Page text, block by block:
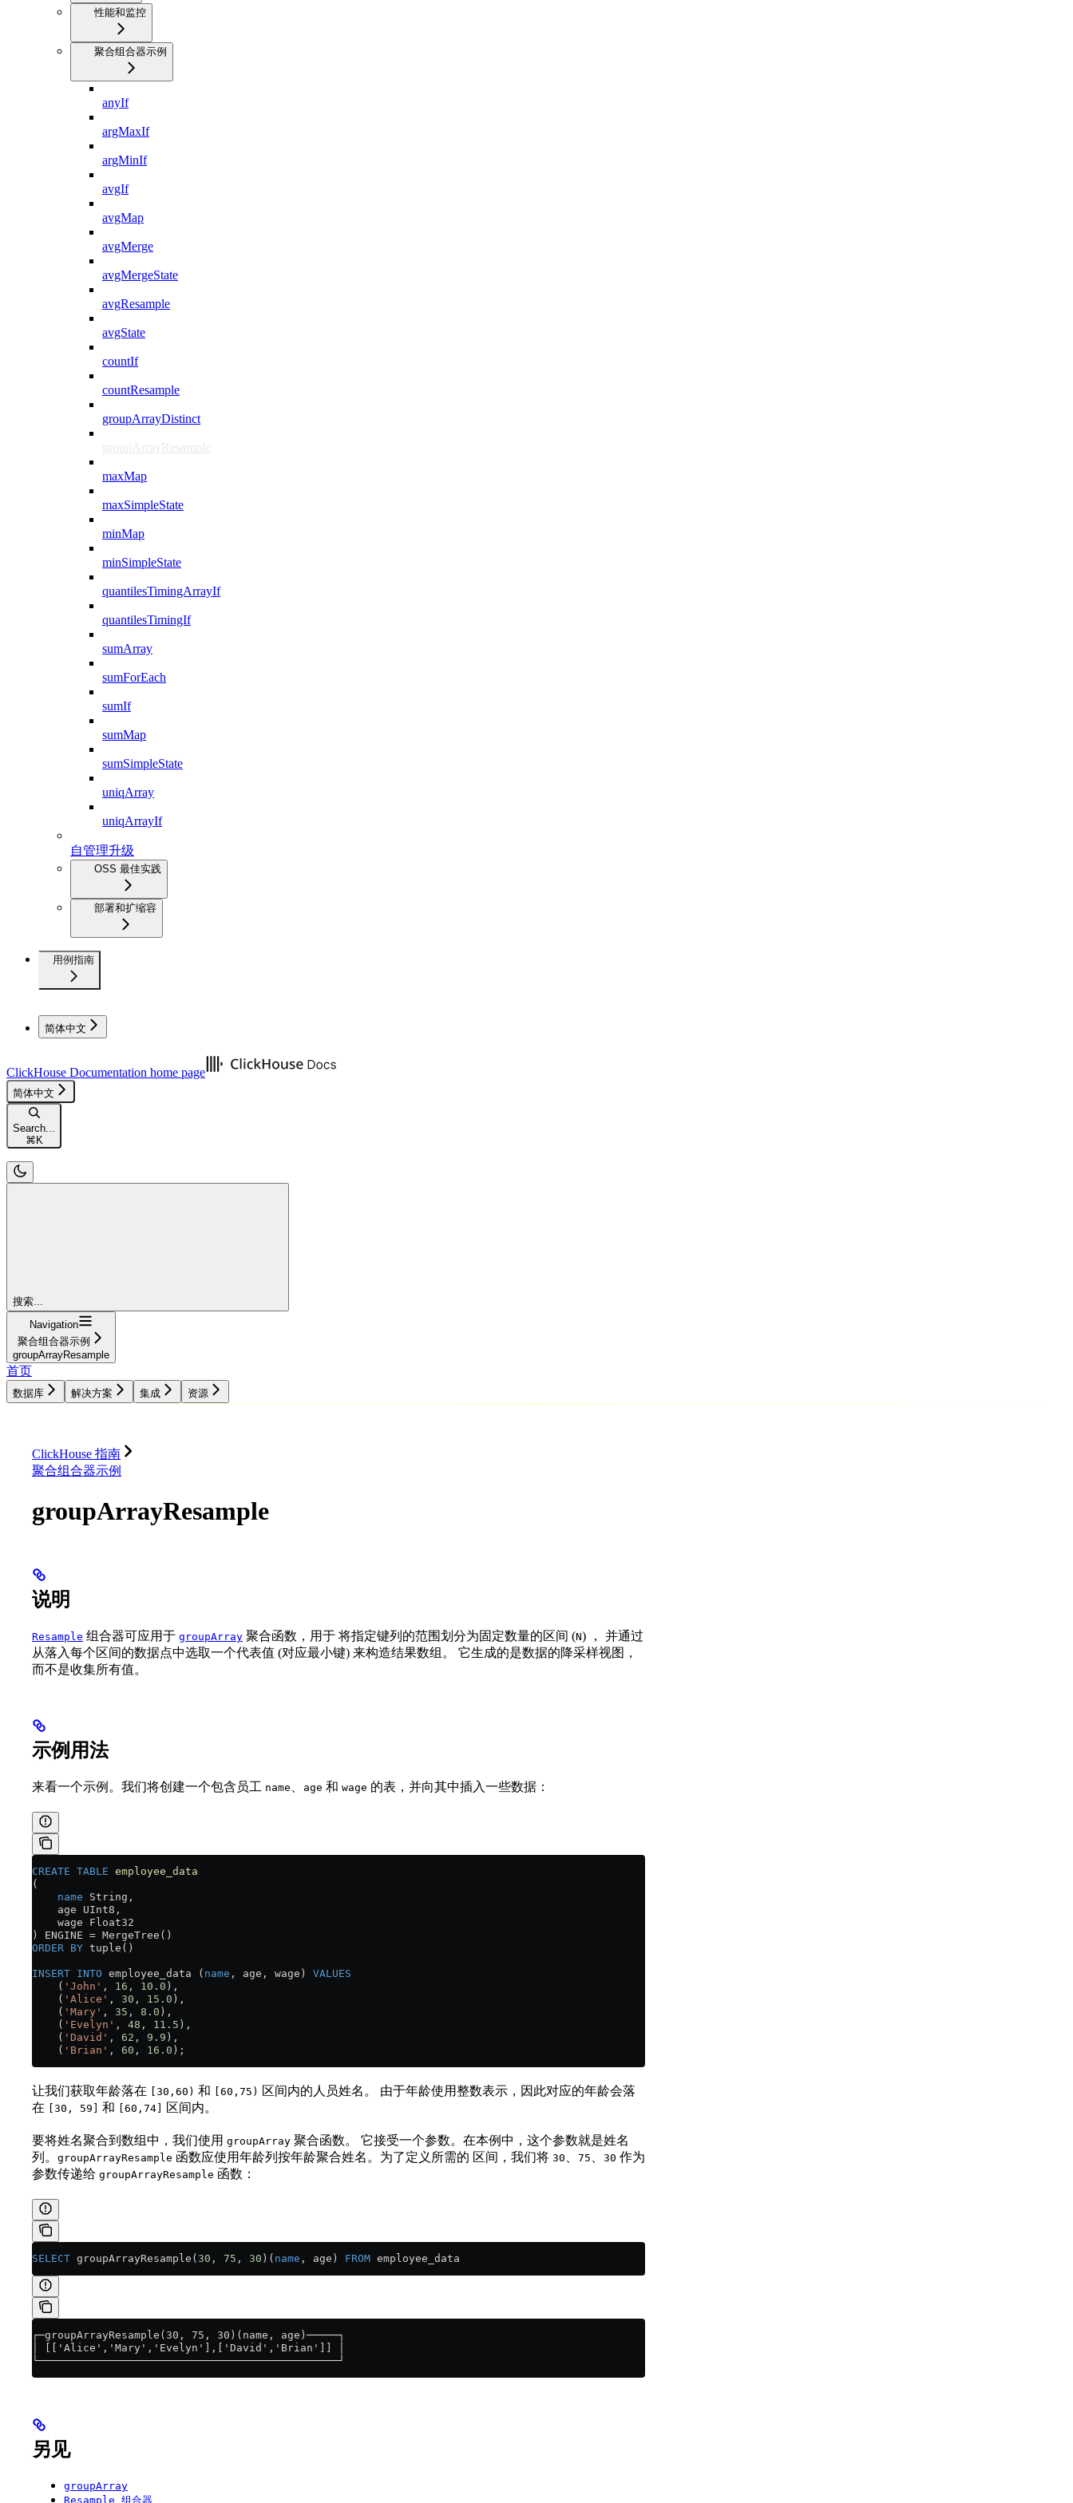
性能和监控
聚合组合器示例
anyIf
argMaxIf
argMinIf
avgIf
avgMap
avgMerge
avgMergeState
avgResample
avgState
countIf
countResample
groupArrayDistinct
groupArrayResample
maxMap
maxSimpleState
minMap
minSimpleState
quantilesTimingArrayIf
quantilesTimingIf
sumArray
sumForEach
sumIf
sumMap
sumSimpleState
uniqArray
uniqArrayIf
自管理升级
OSS 最佳实践
部署和扩缩容
用例指南
简体中文
ClickHouse Documentation home page
简体中文
Search...
⌘ K
搜索...
Navigation
聚合组合器示例
groupArrayResample
首页
数据库 解决方案 集成 资源
ClickHouse 指南
聚合组合器示例
groupArrayResample
说明
Resample 组合器可应用于 groupArray 聚合函数，用于 将指定键列的范围划分为固定数量的区间 (N) ， 并通过
从落入每个区间的数据点中选取一个代表值 (对应最小键) 来构造结果数组。 它生成的是数据的降采样视图，
而不是收集所有值。
示例用法
来看一个示例。我们将创建一个包含员工 name age 和 wage 的表，并向其中插入一些数据：
CREATE TABLE employee_data
(
    name
String,
    age UInt8,
    wage Float32
) ENGINE = MergeTree()
ORDER BY tuple()
INSERT INTO employee_data ( name , age, wage) VALUES
    (
'John' , 16 , 10 . 0 ),
    (
'Alice' , 30 , 15 . 0 ),
    (
'Mary' , 35 , 8 . 0 ),
    (
'Evelyn' , 48 , 11 . 5 ),
    (
'David' , 62 , 9 . 9 ),
    (
'Brian' , 60 , 16 . 0 );
让我们获取年龄落在 [30,60) 和 [60,75) 区间内的人员姓名。 由于年龄使用整数表示，因此对应的年龄会落
在 [30, 59] 和 [60,74] 区间内。
要将姓名聚合到数组中，我们使用 groupArray 聚合函数。 它接受一个参数。在本例中，这个参数就是姓名
列。 groupArrayResample 函数应使用年龄列按年龄聚合姓名。为了定义所需的 区间，我们将 30 75 30 作为
参数传递给 groupArrayResample 函数：
SELECT groupArrayResample( 30 , 75 , 30 )( name , age) FROM employee_data
┌─groupArrayResample(30, 75, 30)(name, age)─────┐
│ [['Alice','Mary','Evelyn'],['David','Brian']] │
└───────────────────────────────────────────────┘
另见
groupArray
Resample 组合器